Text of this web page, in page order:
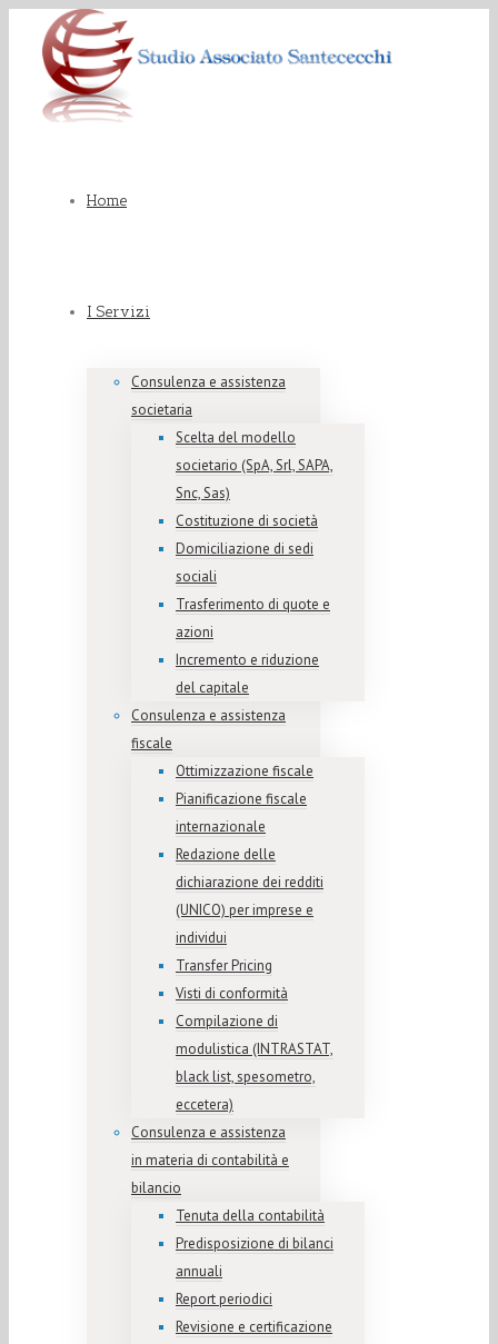
Home
I Servizi
Consulenza e assistenza
societaria
Scelta del modello
societario (SpA, Srl, SAPA,
Snc, Sas)
Costituzione di società
Domiciliazione di sedi
sociali
Trasferimento di quote e
azioni
Incremento e riduzione
del capitale
Consulenza e assistenza
fiscale
Ottimizzazione fiscale
Pianificazione fiscale
internazionale
Redazione delle
dichiarazione dei redditi
(UNICO) per imprese e
individui
Transfer Pricing
Visti di conformità
Compilazione di
modulistica (INTRASTAT,
black list, spesometro,
eccetera)
Consulenza e assistenza
in materia di contabilità e
bilancio
Tenuta della contabilità
Predisposizione di bilanci
annuali
Report periodici
Revisione e certificazione